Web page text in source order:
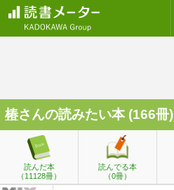
椿さんの読みたい本 (166冊)
読んだ本
（11128冊）
読んでる本
（0冊）